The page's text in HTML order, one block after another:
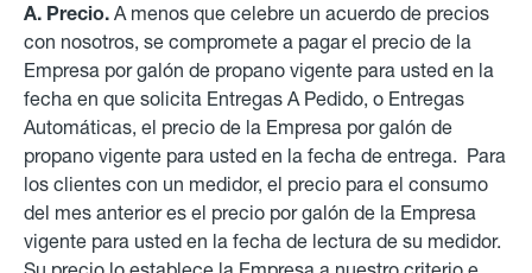
A. Precio. A menos que celebre un acuerdo de precios
con nosotros, se compromete a pagar el precio de la
Empresa por galón de propano vigente para usted en la
fecha en que solicita Entregas A Pedido, o Entregas
Automáticas, el precio de la Empresa por galón de
propano vigente para usted en la fecha de entrega. Para
los clientes con un medidor, el precio para el consumo
del mes anterior es el precio por galón de la Empresa
vigente para usted en la fecha de lectura de su medidor.